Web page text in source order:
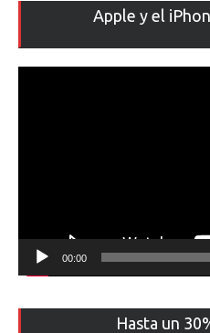
Apple y el
00:00
Hasta un